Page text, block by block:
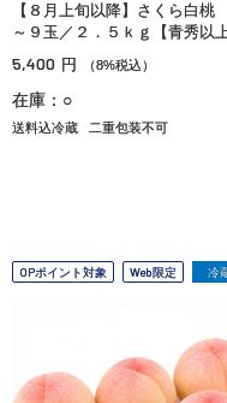
【８月上旬以降】さくら白桃
～９玉／２．５ｋｇ【青秀以上
5,400 円 （8%税込）
在庫：○
送料込冷蔵 二重包装不可
OPポイント対象 Web限定 冷